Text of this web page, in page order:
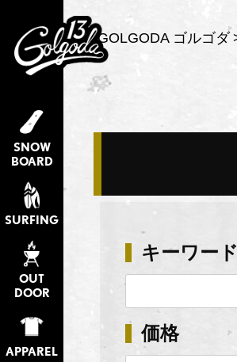
SNOW
BOARD
SURFING
OUT
DOOR
APPAREL
GOLGODA ゴルゴダ
キーワード
価格